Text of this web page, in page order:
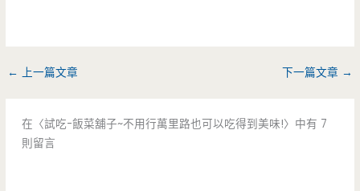
← 上一篇文章 下一篇文章 →
在〈試吃-飯菜舖子~不用行萬里路也可以吃得到美味!〉中有 7
則留言